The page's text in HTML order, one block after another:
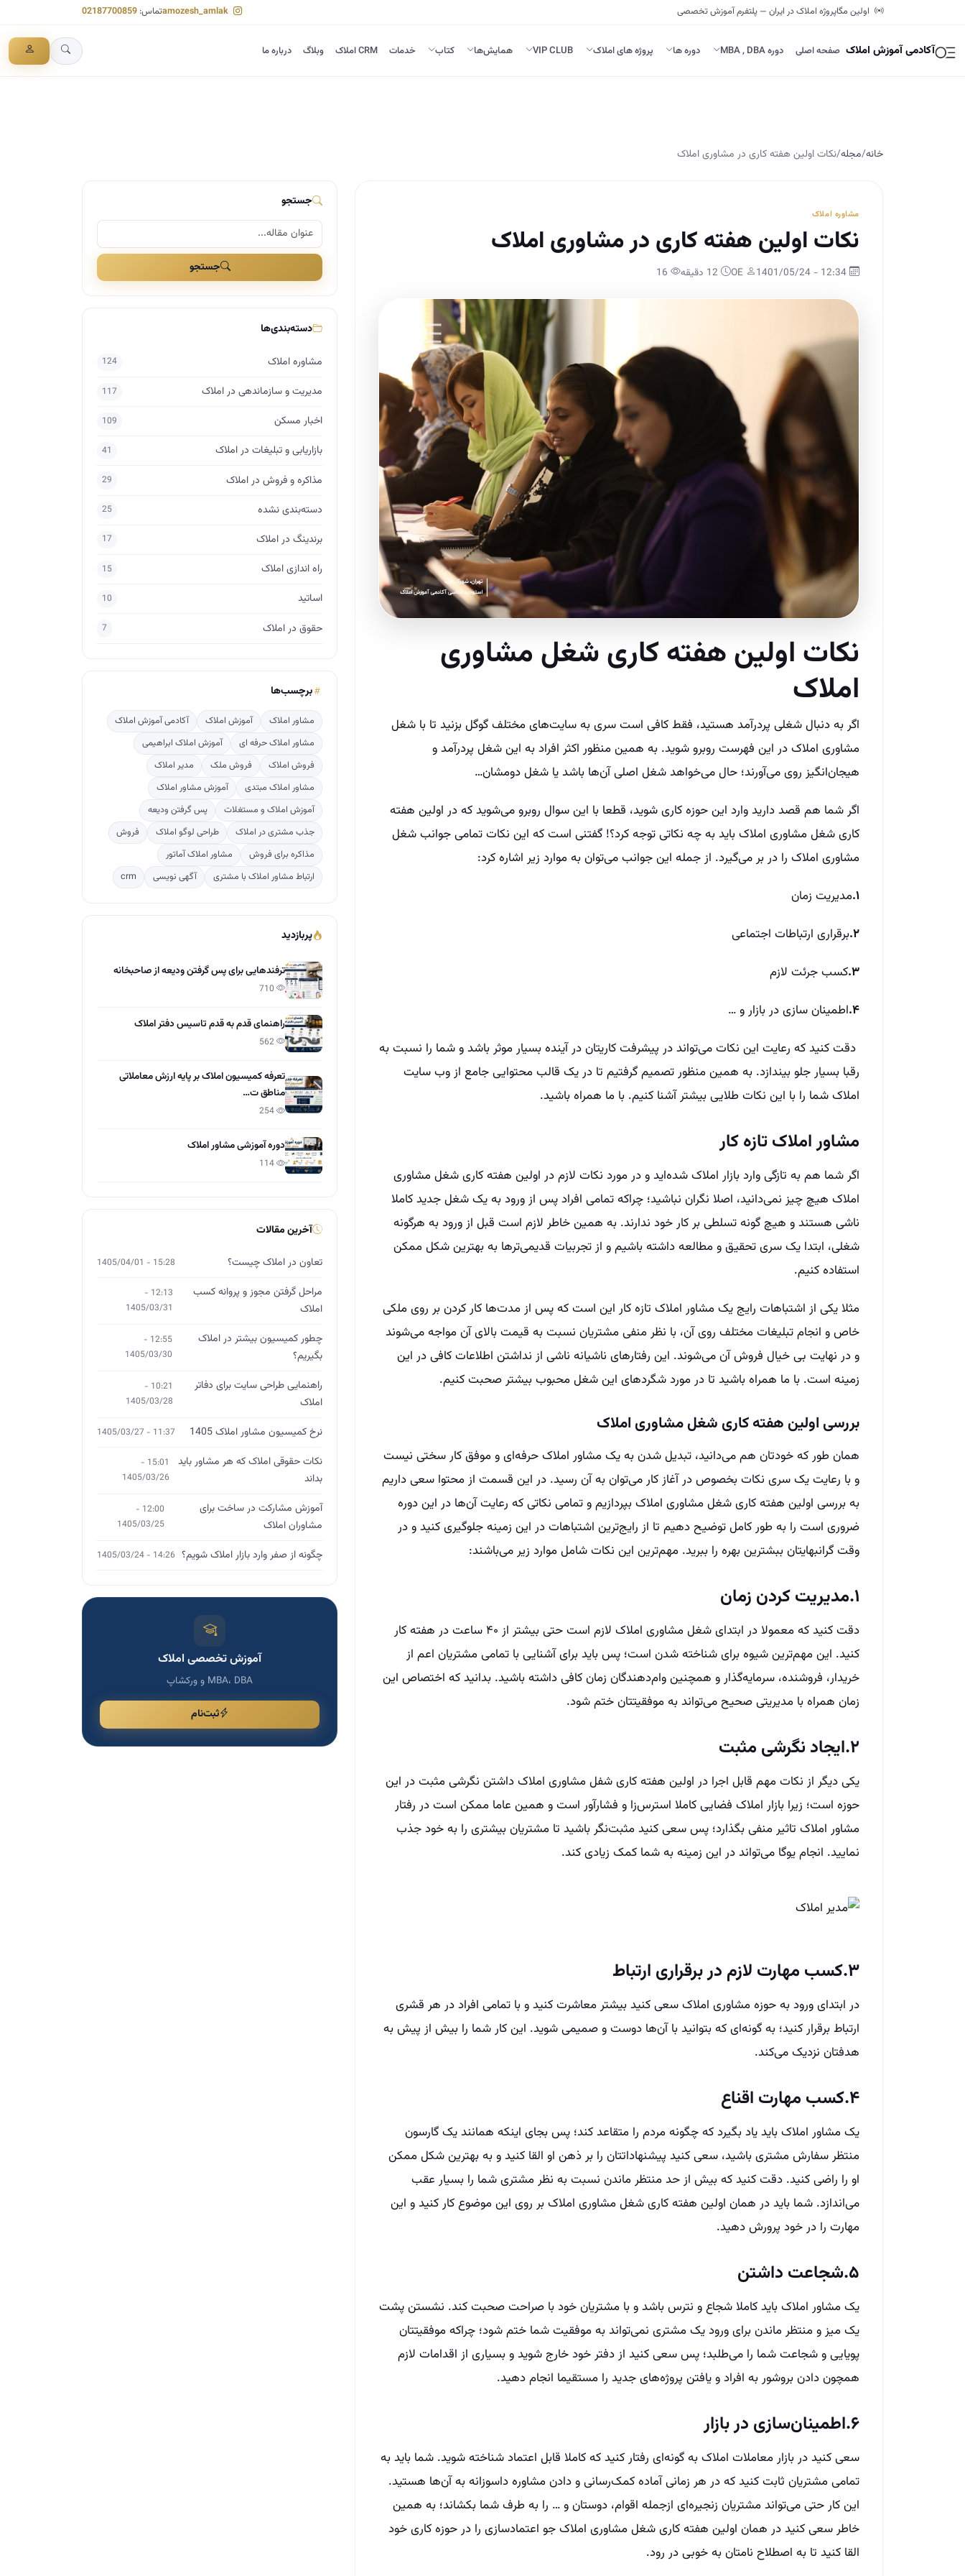
اولین مگاپروژه املاک در ایران — پلتفرم آموزش تخصصی تماس: 02187700859
آکادمی آموزش املاک صفحه اصلی دوره MBA , DBA دوره ها پروژه های املاک VIP CLUB همایش‌ها کتاب خدمات CRM املاک وبلاگ درباره ما
خانه/مجله/نکات اولین هفته کاری در مشاوری املاک
مشاوره املاک
نکات اولین هفته کاری در مشاوری املاک
نکات اولین هفته کاری شغل مشاوری
املاک
اگر به دنبال شغلی پر‌درآمد هستید، فقط کافی است سری به سایت‌های مختلف گوگل بزنید تا با شغل
مشاوری املاک در این فهرست روبرو شوید. به همین منظور اکثر افراد به این شغل پر‌درآمد و
هیجان‌انگیز روی می‌آورند؛ حال می‌خواهد شغل اصلی آن‌ها باشد یا شغل دومشان…
اگر شما هم قصد دارید وارد این حوزه کاری شوید، قطعا با این سوال روبرو می‌شوید که در اولین هفته
کاری شغل مشاوری املاک باید به چه نکاتی توجه کرد؟! گفتنی است که این نکات تمامی جوانب شغل
مشاوری املاک را در بر می‌گیرد. از جمله این جوانب می‌توان به موارد زیر اشاره کرد:
۱.مدیریت زمان
۲.برقراری ارتباطات اجتماعی
۳.کسب جرئت لازم
۴. اطمینان سازی در بازار و …
دقت کنید که رعایت این نکات می‌تواند در پیشرفت کاریتان در آینده بسیار موثر باشد و شما را نسبت به
رقبا بسیار جلو بیندازد. به همین منظور تصمیم گرفتیم تا در یک قالب محتوایی جامع از وب سایت
املاک شما را با این نکات طلایی بیشتر آشنا کنیم. با ما همراه باشید.
مشاور املاک تازه کار
اگر شما هم به تازگی وارد بازار املاک شده‌اید و در مورد نکات لازم در اولین هفته کاری شغل مشاوری
املاک هیچ چیز نمی‌دانید، اصلا نگران نباشید؛ چراکه تمامی افراد پس از ورود به یک شغل جدید کاملا
ناشی هستند و هیچ گونه تسلطی بر کار خود ندارند. به همین خاطر لازم است قبل از ورود به هرگونه
شغلی، ابتدا یک سری تحقیق و مطالعه داشته باشیم و از تجربیات قدیمی‌تر‌ها به بهترین شکل ممکن
استفاده کنیم.
مثلا یکی از اشتباهات رایج یک مشاور املاک تازه کار این است که پس از مدت‌ها کار کردن بر روی ملکی
خاص و انجام تبلیغات مختلف روی آن، با نظر منفی مشتریان نسبت به قیمت بالای آن مواجه می‌شوند
و در نهایت بی خیال فروش آن می‌شوند. این رفتار‌های ناشیانه ناشی از نداشتن اطلاعات کافی در این
زمینه است. با ما همراه باشید تا در مورد شگرد‌های این شغل محبوب بیشتر صحبت کنیم.
بررسی اولین هفته کاری شغل مشاوری املاک
همان طور که خودتان هم می‌دانید، تبدیل شدن به یک مشاور املاک حرفه‌ای و موفق کار سختی نیست
و با رعایت یک سری نکات بخصوص در آغاز کار می‌توان به آن رسید. در این قسمت از محتوا سعی داریم
به بررسی اولین هفته کاری شغل مشاوری املاک بپردازیم و تمامی نکاتی که رعایت آن‌ها در این دوره
ضروری است را به طور کامل توضیح دهیم تا از رایج‌ترین اشتباهات در این زمینه جلوگیری کنید و در
وقت گرانبهایتان ببشترین بهره را ببرید. مهم‌ترین این نکات شامل موارد زیر می‌باشند:
۱.مدیریت کردن زمان
دقت کنید که معمولا در ابتدای شغل مشاوری املاک لازم است حتی بیشتر از ۴۰ ساعت در هفته کار
کنید. این مهم‌ترین شیوه برای شناخته شدن است؛ پس باید برای آشنایی با تمامی مشتریان اعم از
خریدار، فروشنده، سرمایه‌گذار و همچنین وام‌دهندگان زمان کافی داشته باشید. بدانید که اختصاص این
زمان همراه با مدیریتی صحیح می‌تواند به موفقیتتان ختم شود.
۲.ایجاد نگرشی مثبت
یکی دیگر از نکات مهم قابل اجرا در اولین هفته کاری شفل مشاوری املاک داشتن نگرشی مثبت در این
حوزه است؛ زیرا بازار املاک فضایی کاملا استرس‌زا و فشار‌آور است و همین عاما ممکن است در رفتار
مشاور املاک تاثیر منفی بگذارد؛ پس سعی کنید مثبت‌نگر باشید تا مشتریان بیشتری را به خود جذب
نمایید. انجام یوگا می‌تواند در این زمینه به شما کمک زیادی کند.
۳.کسب مهارت لازم در برقراری ارتباط
در ابتدای ورود به حوزه مشاوری املاک سعی کنید بیشتر معاشرت کنید و با تمامی افراد در هر قشری
ارتباط برقرار کنید؛ به گونه‌ای که بتوانید با آن‌ها دوست و صمیمی شوید. این کار شما را بیش از پیش به
هدفتان نزدیک می‌کند.
۴.کسب مهارت اقناع
یک مشاور املاک باید یاد بگیرد که چگونه مردم را متقاعد کند؛ پس بجای اینکه همانند یک گارسون
منتظر سفارش مشتری باشید، سعی کنید پیشنهاداتتان را بر ذهن او القا کنید و به بهترین شکل ممکن
او را راضی کنید. دقت کنید که بیش از حد منتظر ماندن نسبت به نظر مشتری شما را بسیار عقب
می‌اندازد. شما باید در همان اولین هفته کاری شغل مشاوری املاک بر روی این موضوع کار کنید و این
مهارت را در خود پرورش دهید.
۵.شجاعت داشتن
یک مشاور املاک باید کاملا شجاع و نترس باشد و با مشتریان خود با صراحت صحبت کند. نشستن پشت
یک میز و منتظر ماندن برای ورود یک مشتری نمی‌تواند به موفقیت شما ختم شود؛ چراکه موفقیتتان
پویایی و شجاعت شما را می‌طلبد؛ پس سعی کنید از دفتر خود خارج شوید و بسیاری از اقدامات لازم
همچون دادن بروشور به افراد و یافتن پروژه‌های جدید را مستقیما انجام دهید.
۶.اطمینان‌سازی در بازار
سعی کنید در بازار معاملات املاک به گونه‌ای رفتار کنید که کاملا قابل اعتماد شناخته شوید. شما باید به
تمامی مشتریان ثابت کنید که در هر زمانی آماده کمک‌رسانی و دادن مشاوره داسوزانه به آن‌ها هستید.
این کار حتی می‌تواند مشتریان زنجیره‌ای ازجمله اقوام، دوستان و … را به طرف شما بکشاند؛ به همین
خاطر سعی کنید در همان اولین هفته کاری شغل مشاوری املاک جو اعتماد‌سازی را در حوزه کاری خود
القا کنید تا به اصطلاح نامتان به خوبی در رود.
جستجو
جستجو
دسته‌بندی‌ها
مشاوره املاک 124
مدیریت و سازماندهی در املاک 117
اخبار مسکن 109
بازاریابی و تبلیغات در املاک 41
مذاکره و فروش در املاک 29
دسته‌بندی نشده 25
برندینگ در املاک 17
راه اندازی املاک 15
اساتید 10
حقوق در املاک 7
برچسب‌ها
مشاور املاک آموزش املاک
آکادمی آموزش املاک
مشاور املاک حرفه ای
آموزش املاک ابراهیمی
فروش املاک
فروش ملک
مدیر املاک
مشاور املاک مبتدی
آموزش مشاور املاک
آموزش املاک و مستغلات
پس گرفتن ودیعه
جذب مشتری در املاک
طراحی لوگو املاک
فروش
مذاکره برای فروش
مشاور املاک آماتور
ارتباط مشاور املاک با مشتری
آگهی نویسی crm
پربازدید
ترفندهایی برای پس گرفتن ودیعه از صاحبخانه
راهنمای قدم به قدم تاسیس دفتر املاک
تعرفه کمیسیون املاک بر پایه ارزش معاملاتی
مناطق ت…
دوره آموزشی مشاور املاک
آخرین مقالات
تعاون در املاک چیست؟ 15:28 - 1405/04/01
مراحل گرفتن مجوز و پروانه کسب
املاک
12:13 -
1405/03/31
چطور کمیسیون بیشتر در املاک
بگیریم؟
12:55 -
1405/03/30
راهنمایی طراحی سایت برای دفاتر
املاک
10:21 -
1405/03/28
نرخ کمیسیون مشاور املاک 1405 11:37 - 1405/03/27
نکات حقوقی املاک که هر مشاور باید
بداند
15:01 -
1405/03/26
آموزش مشارکت در ساخت برای
مشاوران املاک
12:00 -
1405/03/25
چگونه از صفر وارد بازار املاک شویم؟ 14:26 - 1405/03/24
آموزش تخصصی املاک
MBA، DBA و ورکشاپ
ثبت‌نام